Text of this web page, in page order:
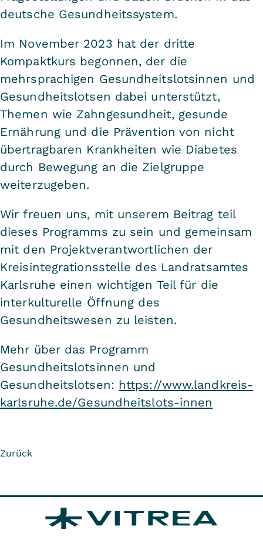
deutsche Gesundheitssystem.
Im November 2023 hat der dritte
Kompaktkurs begonnen, der die
mehrsprachigen Gesundheitslotsinnen und
Gesundheitslotsen dabei unterstützt,
Themen wie Zahngesundheit, gesunde
Ernährung und die Prävention von nicht
übertragbaren Krankheiten wie Diabetes
durch Bewegung an die Zielgruppe
weiterzugeben.
Wir freuen uns, mit unserem Beitrag teil
dieses Programms zu sein und gemeinsam
mit den Projektverantwortlichen der
Kreisintegrationsstelle des Landratsamtes
Karlsruhe einen wichtigen Teil für die
interkulturelle Öffnung des
Gesundheitswesen zu leisten.
Mehr über das Programm
Gesundheitslotsinnen und
Gesundheitslotsen: https://www.landkreis-
karlsruhe.de/Gesundheitslots-innen
Zurück